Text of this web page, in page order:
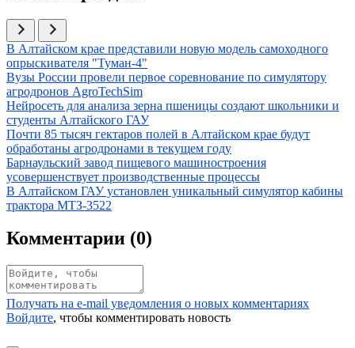
Иллюстрация новости
В Алтайском крае представили новую модель самоходного
опрыскивателя "Туман-4"
Иллюстрация новости
Вузы России провели первое соревнование по симулятору
агродронов AgroTechSim
Иллюстрация новости
Нейросеть для анализа зерна пшеницы создают школьники и
студенты Алтайского ГАУ
Иллюстрация новости
Почти 85 тысяч гектаров полей в Алтайском крае будут
обработаны агродронами в текущем году
Иллюстрация новости
Барнаульский завод пищевого машиностроения
усовершенствует производственные процессы
Иллюстрация новости
В Алтайском ГАУ установлен уникальный симулятор кабины
трактора МТЗ-3522
Комментарии (0)
Получать на e‑mail уведомления о новых комментариях
Войдите, чтобы комментировать новость